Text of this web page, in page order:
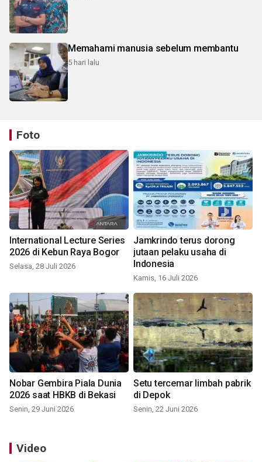
Memahami manusia sebelum membantu
5 hari lalu
Foto
International Lecture Series
2026 di Kebun Raya Bogor
Selasa, 28 Juli 2026
Jamkrindo terus dorong
jutaan pelaku usaha di
Indonesia
Kamis, 16 Juli 2026
Nobar Gembira Piala Dunia
2026 saat HBKB di Bekasi
Senin, 29 Juni 2026
Setu tercemar limbah pabrik
di Depok
Senin, 22 Juni 2026
Video